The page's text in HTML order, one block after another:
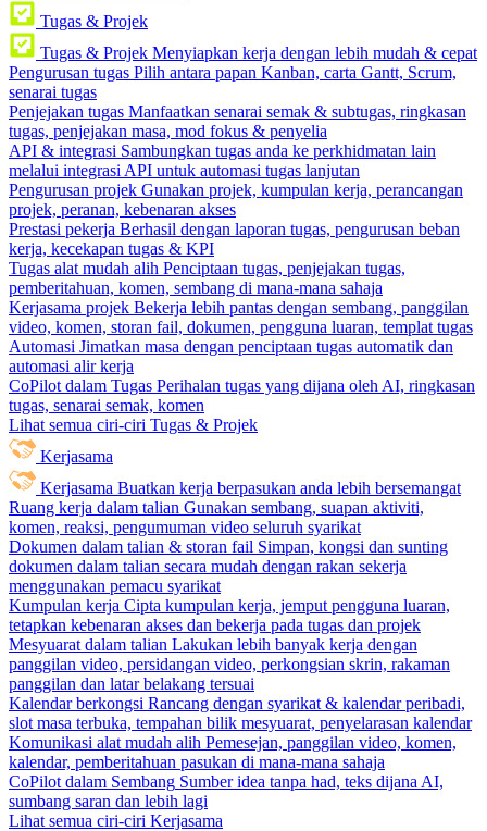
Tugas & Projek
Tugas & Projek Menyiapkan kerja dengan lebih mudah & cepat
Pengurusan tugas Pilih antara papan Kanban, carta Gantt, Scrum,
senarai tugas
Penjejakan tugas Manfaatkan senarai semak & subtugas, ringkasan
tugas, penjejakan masa, mod fokus & penyelia
API & integrasi Sambungkan tugas anda ke perkhidmatan lain
melalui integrasi API untuk automasi tugas lanjutan
Pengurusan projek Gunakan projek, kumpulan kerja, perancangan
projek, peranan, kebenaran akses
Prestasi pekerja Berhasil dengan laporan tugas, pengurusan beban
kerja, kecekapan tugas & KPI
Tugas alat mudah alih Penciptaan tugas, penjejakan tugas,
pemberitahuan, komen, sembang di mana-mana sahaja
Kerjasama projek Bekerja lebih pantas dengan sembang, panggilan
video, komen, storan fail, dokumen, pengguna luaran, templat tugas
Automasi Jimatkan masa dengan penciptaan tugas automatik dan
automasi alir kerja
CoPilot dalam Tugas Perihalan tugas yang dijana oleh AI, ringkasan
tugas, senarai semak, komen
Lihat semua ciri-ciri Tugas & Projek
Kerjasama
Kerjasama Buatkan kerja berpasukan anda lebih bersemangat
Ruang kerja dalam talian Gunakan sembang, suapan aktiviti,
komen, reaksi, pengumuman video seluruh syarikat
Dokumen dalam talian & storan fail Simpan, kongsi dan sunting
dokumen dalam talian secara mudah dengan rakan sekerja
menggunakan pemacu syarikat
Kumpulan kerja Cipta kumpulan kerja, jemput pengguna luaran,
tetapkan kebenaran akses dan bekerja pada tugas dan projek
Mesyuarat dalam talian Lakukan lebih banyak kerja dengan
panggilan video, persidangan video, perkongsian skrin, rakaman
panggilan dan latar belakang tersuai
Kalendar berkongsi Rancang dengan syarikat & kalendar peribadi,
slot masa terbuka, tempahan bilik mesyuarat, penyelarasan kalendar
Komunikasi alat mudah alih Pemesejan, panggilan video, komen,
kalendar, pemberitahuan pasukan di mana-mana sahaja
CoPilot dalam Sembang Sumber idea tanpa had, teks dijana AI,
sumbang saran dan lebih lagi
Lihat semua ciri-ciri Kerjasama